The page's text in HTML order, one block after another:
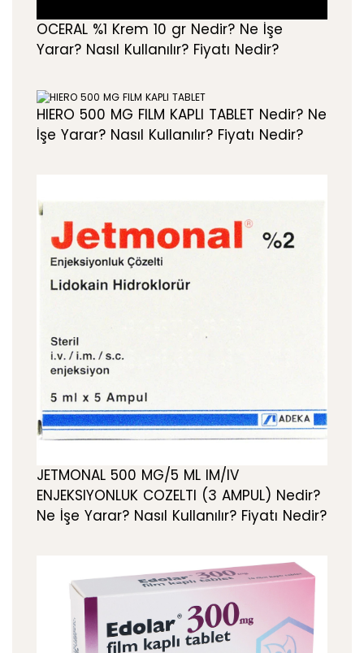
OCERAL %1 Krem 10 gr Nedir? Ne İşe
Yarar? Nasıl Kullanılır? Fiyatı Nedir?
HIERO 500 MG FILM KAPLI TABLET Nedir? Ne
İşe Yarar? Nasıl Kullanılır? Fiyatı Nedir?
JETMONAL 500 MG/5 ML IM/IV
ENJEKSIYONLUK COZELTI (3 AMPUL) Nedir?
Ne İşe Yarar? Nasıl Kullanılır? Fiyatı Nedir?